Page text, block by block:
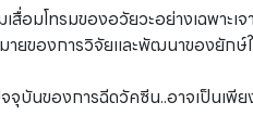
อมโทรมของอวัยวะอย่างเฉพาะเ
ายของการวิจัยและพัฒนาของยัก
บันของการฉีดวัคซีน..อาจเป็นเ